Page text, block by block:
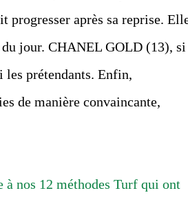
progresser après sa reprise.
jour. CHANEL GOLD (13), si
les prétendants. Enfin,
de manière convaincante,
à nos 12 méthodes Turf qui ont